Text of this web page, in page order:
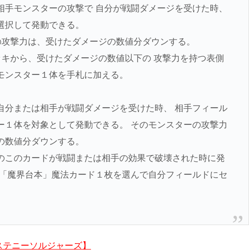
モンスターの攻撃で 自分が戦闘ダメージを受けた時、
して発動できる。
撃力は、受けたダメージの数値分ダウンする。
から、受けたダメージの数値以下の 攻撃力を持つ表側
スター１体を手札に加える。
または相手が戦闘ダメージを受けた時、 相手フィール
１体を対象として発動できる。 そのモンスターの攻撃力
値分ダウンする。
のカードが戦闘または相手の効果で破壊された時に発
魔界台本」魔法カード１枚を選んで自分フィールドにセ
ニーソルジャーズ】